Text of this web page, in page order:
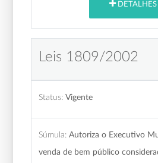
DETALHES
Leis 1809/2002
Status: Vigente
Súmula: Autoriza o Executivo
venda de bem público